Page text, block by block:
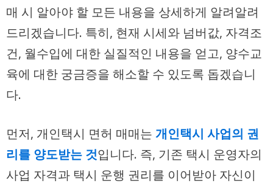
매 시 알아야 할 모든 내용을 상세하게 알려알려
드리겠습니다. 특히, 현재 시세와 넘버값, 자격조
건, 월수입에 대한 실질적인 내용을 얻고, 양수교
육에 대한 궁금증을 해소할 수 있도록 돕겠습니
다.
먼저, 개인택시 면허 매매는 개인택시 사업의 권
리를 양도받는 것입니다. 즉, 기존 택시 운영자의
사업 자격과 택시 운행 권리를 이어받아 자신이